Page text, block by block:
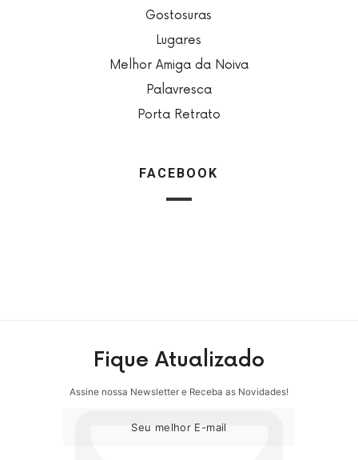
Gostosuras
Lugares
Melhor Amiga da Noiva
Palavresca
Porta Retrato
FACEBOOK
Fique Atualizado
Assine nossa Newsletter e Receba as Novidades!